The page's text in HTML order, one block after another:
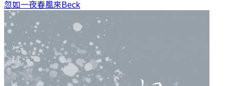
忽如一夜春風來Beck